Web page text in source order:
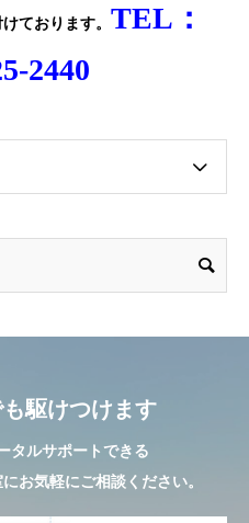
ております。 TEL：
2440
駆けつけます
タルサポートできる
お気軽にご相談ください。